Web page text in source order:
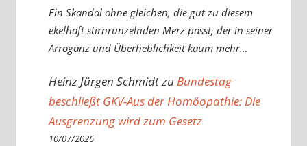
Ein Skandal ohne gleichen, die gut zu diesem
ekelhaft stirnrunzelnden Merz passt, der in seiner
Arroganz und Überheblichkeit kaum mehr…
Heinz Jürgen SchmidtzuBundestag
beschließt GKV-Aus der Homöopathie: Die
Ausgrenzung wird zum Gesetz
10/07/2026